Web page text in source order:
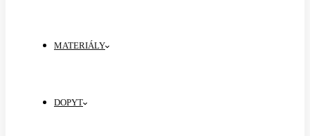
MATERIÁLY
DOPYT